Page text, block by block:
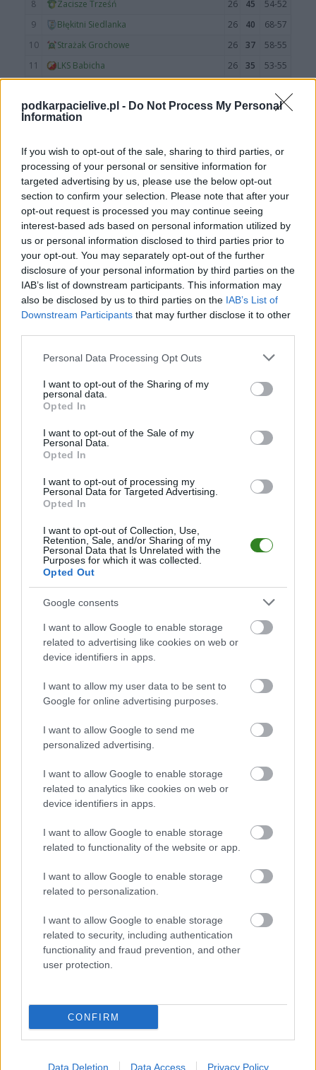
podkarpacielive.pl - Do Not Process My Personal
Information
If you wish to opt-out of the sale, sharing to third parties, or
processing of your personal or sensitive information for
targeted advertising by us, please use the below opt-out
section to confirm your selection. Please note that after your
opt-out request is processed you may continue seeing
interest-based ads based on personal information utilized by
us or personal information disclosed to third parties prior to
your opt-out. You may separately opt-out of the further
disclosure of your personal information by third parties on the
IAB’s list of downstream participants. This information may
also be disclosed by us to third parties on the IAB’s List of
Downstream Participants that may further disclose it to other
Please note that this website/app uses one or more Google
not limited to your visit or usage behaviour. You may click to
grant or deny consent to Google and its third-party tags to
use your data for below specified purposes in below Google
consent section.
Personal Data Processing Opt Outs
I want to opt-out of the Sharing of my
personal data.
Opted In
I want to opt-out of the Sale of my
Personal Data.
Opted In
I want to opt-out of processing my
Personal Data for Targeted Advertising.
Opted In
I want to opt-out of Collection, Use,
Retention, Sale, and/or Sharing of my
Personal Data that Is Unrelated with the
Purposes for which it was collected.
Opted Out
Google consents
I want to allow Google to enable storage
related to advertising like cookies on web or
device identifiers in apps.
I want to allow my user data to be sent to
Google for online advertising purposes.
I want to allow Google to send me
personalized advertising.
I want to allow Google to enable storage
related to analytics like cookies on web or
device identifiers in apps.
I want to allow Google to enable storage
related to functionality of the website or app.
I want to allow Google to enable storage
related to personalization.
I want to allow Google to enable storage
related to security, including authentication
functionality and fraud prevention, and other
user protection.
CONFIRM
Data Deletion Data Access Privacy Policy
Więcej o meczu: Strażak Grochowe - Hetman Dąbrówka
Wisłocka
Więcej o lidze:Rzeszów > Klasa A, gr. III
CZYTAJ TAKŻE
- Sokół Kleczew
transmisja na żywo.
Gdzie oglądać?
(08.08.2026)
2026-06-12 11:11
Chorzelowska
transmisja na żywo.
Gdzie oglądać?
2026-08-04 22:37
GKS Tychy -
Zagłębie Sosnowiec
transmisja na żywo.
Gdzie oglądać?
(05.08.2026)
⚠
Teraz komentarze są domyślnie ukryte, aby
poprawić komfort korzystania z serwisu. Kliknij
przycisk „Zobacz komentarze”, aby je wyświetlić i
2026-05-05 00:47
transmisja na żywo. Gdzie oglądać?
(08.05.2026)
Asseco Resovia Developres Rzeszów
ITA TOOLS Stal Mielec Cellfast Wilki Krosno|
Texom Stal Rzeszów Stal Mielec |Motor Lublin
Stal Rzeszów| Stal Stalowa Wola|Wisła Kraków
Wieczysta Kraków|Sandecja Nowy Sącz
Mecze dziś|Wyniki LIVE|Transmisje
Polityka prywatności| Polecamy:pehasports.com|